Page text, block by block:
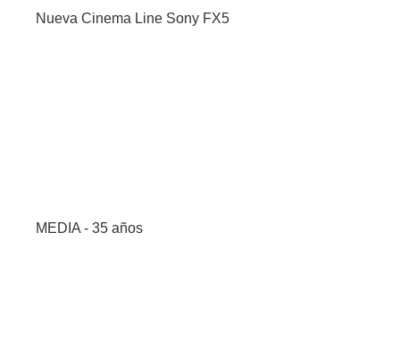
Nueva Cinema Line Sony FX5
MEDIA - 35 años